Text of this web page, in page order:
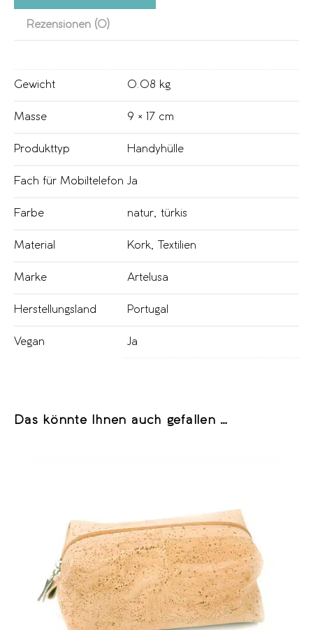
Rezensionen (0)
Gewicht 0.08 kg
Masse 9 × 17 cm
Produkttyp Handyhülle
Fach für Mobiltelefon Ja
Farbe natur, türkis
Material Kork, Textilien
Marke Artelusa
Herstellungsland Portugal
Vegan Ja
Das könnte Ihnen auch gefallen …